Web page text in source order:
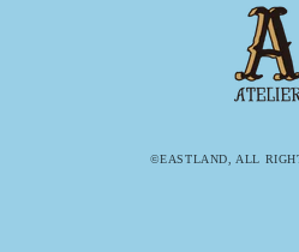
©EASTLAND, ALL